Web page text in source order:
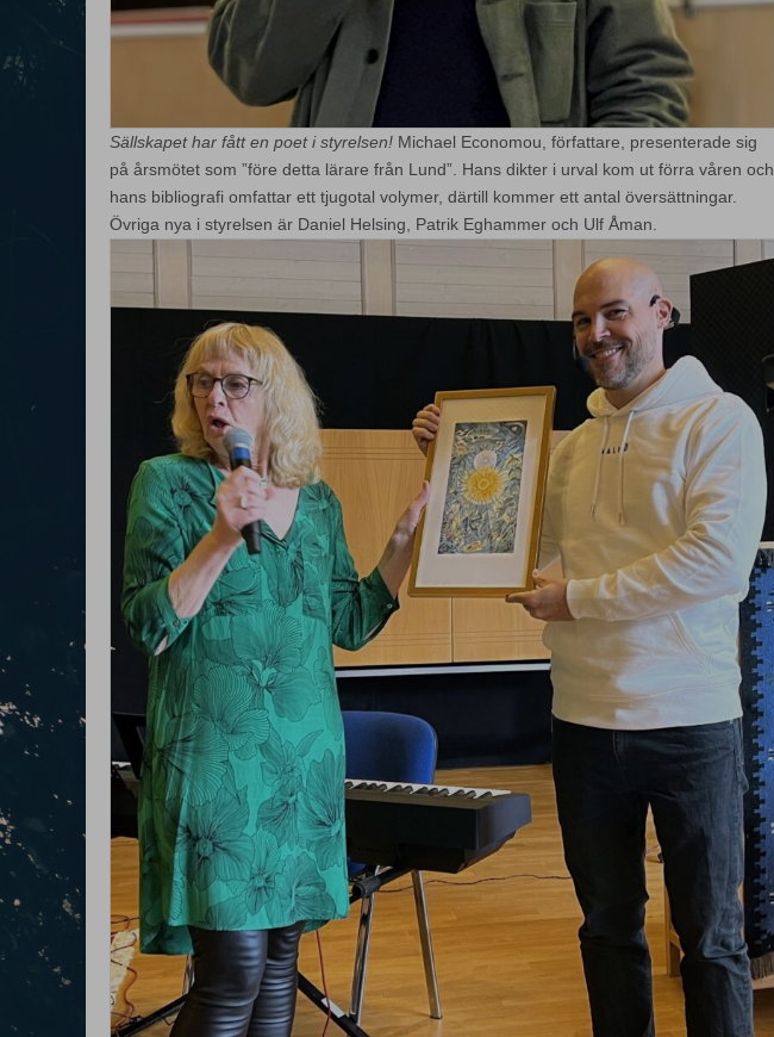
Sällskapet har fått en poet i styrelsen! Michael Economou, författare, presenterade sig
på årsmötet som ”före detta lärare från Lund”. Hans dikter i urval kom ut förra våren och
hans bibliografi omfattar ett tjugotal volymer, därtill kommer ett antal översättningar.
Övriga nya i styrelsen är Daniel Helsing, Patrik Eghammer och Ulf Åman.